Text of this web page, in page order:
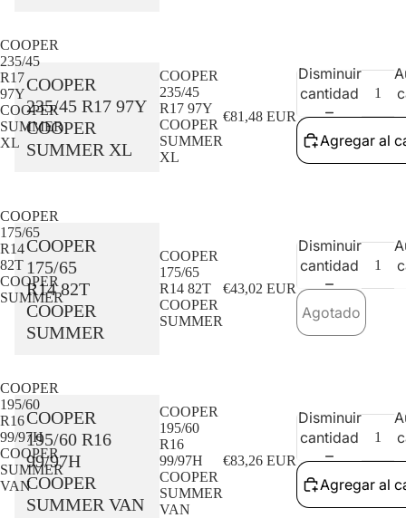
COOPER
235/45
R17
97Y
COOPER
SUMMER
XL
COOPER
235/45 R17 97Y
COOPER
SUMMER XL
COOPER
235/45
R17 97Y
COOPER
SUMMER
XL
€81,48 EUR
Disminuir
cantidad
Agregar al
COOPER
175/65
R14
82T
COOPER
SUMMER
COOPER
175/65
R14 82T
COOPER
SUMMER
COOPER
175/65
R14 82T
COOPER
SUMMER
€43,02 EUR
Disminuir
cantidad
Agotado
COOPER
195/60
R16
99/97H
COOPER
SUMMER
VAN
COOPER
195/60 R16
99/97H
COOPER
SUMMER VAN
COOPER
195/60
R16
99/97H
COOPER
SUMMER
VAN
€83,26 EUR
Disminuir
cantidad
Agregar al